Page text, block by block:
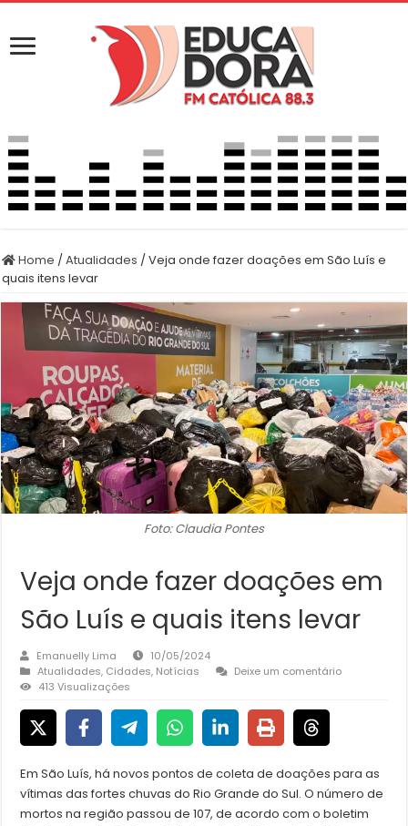
Home /Atualidades /Veja onde fazer doações em São Luís e
quais itens levar
Foto: Claudia Pontes
Veja onde fazer doações em
São Luís e quais itens levar
Emanuelly Lima
10/05/2024
Atualidades, Cidades, Notícias
Deixe um comentário
413 Visualizações
Em São Luís, há novos pontos de coleta de doações para as
vítimas das fortes chuvas do Rio Grande do Sul. O número de
mortos na região passou de 107, de acordo com o boletim